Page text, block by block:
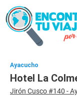
Ayacucho
Hotel La
Jirón Cusco #140 -